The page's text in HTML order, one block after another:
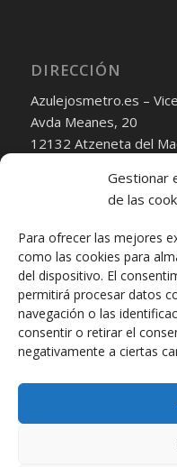
Gestionar
de las
Para ofrecer las mejores
como las cookies para
del dispositivo. El
permitirá procesar datos
navegación o las
consentir o retirar el
negativamente a ciertas
DIRECCIÓN
Azulejosmetro.es –
Avda Meanes, 20
12132 Atzeneta del
Correo Electrónico:
Teléfono:
+34 628471117
Horario:
De Lunes a Viernes
Mañanas de 09:00 –
Tardes de 14:00 –